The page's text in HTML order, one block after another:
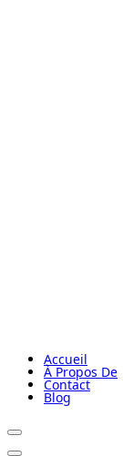
Accueil
À Propos De
Contact
Blog